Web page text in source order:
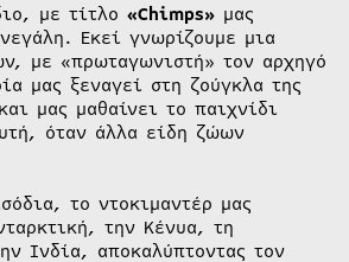
με τίτλο «Chimps» μας
Εκεί γνωρίζουμε μια
με «πρωταγωνιστή» τον αρχηγό
μας ξεναγεί στη ζούγκλα της
μας μαθαίνει το παιχνίδι
όταν άλλα είδη ζώων
το ντοκιμαντέρ μας
την Κένυα, τη
Ινδία, αποκαλύπτοντας τον